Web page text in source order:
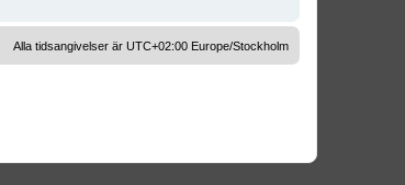
Alla tidsangivelser är UTC+02:00 Europe/Stockholm